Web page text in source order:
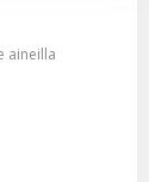
aineilla